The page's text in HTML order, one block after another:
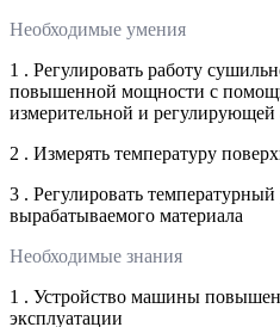
Необходимые умения
1 . Регулировать работу
повышенной мощности с
измерительной и регулирующей
2 . Измерять температуру
3 . Регулировать
вырабатываемого материала
Необходимые знания
1 . Устройство машины
эксплуатации